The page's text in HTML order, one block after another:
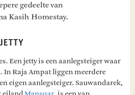
gedeelte van
Kasih Homestay.
Een jetty is een aanlegsteiger waar
In Raja Ampat liggen meerdere
eigen aanlegsteiger. Sauwandarek,